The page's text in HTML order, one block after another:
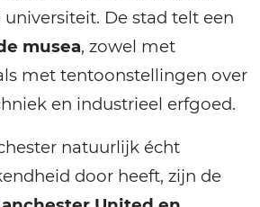
De stad telt een
musea, zowel met
met tentoonstellingen over
en industrieel erfgoed.
natuurlijk écht
door heeft, zijn de